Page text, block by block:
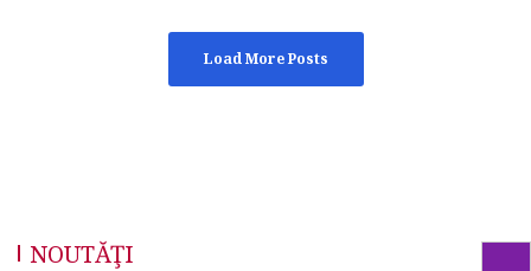
Load More Posts
NOUTĂŢI